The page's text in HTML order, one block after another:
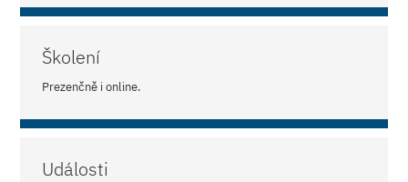
Školení
Prezenčně i online.
Události